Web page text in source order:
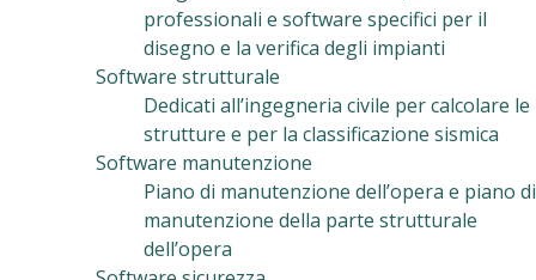
professionali e software specifici per il
disegno e la verifica degli impianti
Software strutturale
Dedicati all’ingegneria civile per calcolare le
strutture e per la classificazione sismica
Software manutenzione
Piano di manutenzione dell’opera e piano di
manutenzione della parte strutturale
dell’opera